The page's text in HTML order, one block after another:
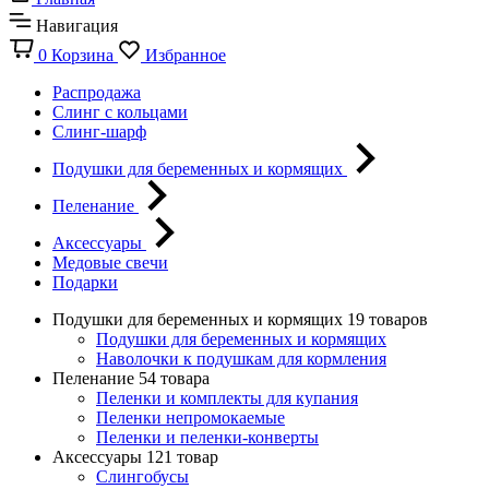
Навигация
0 Корзина
Избранное
Распродажа
Слинг с кольцами
Слинг-шарф
Подушки для беременных и кормящих
Пеленание
Аксессуары
Медовые свечи
Подарки
Подушки для беременных и кормящих 19 товаров
Подушки для беременных и кормящих
Наволочки к подушкам для кормления
Пеленание 54 товара
Пеленки и комплекты для купания
Пеленки непромокаемые
Пеленки и пеленки-конверты
Аксессуары 121 товар
Слингобусы